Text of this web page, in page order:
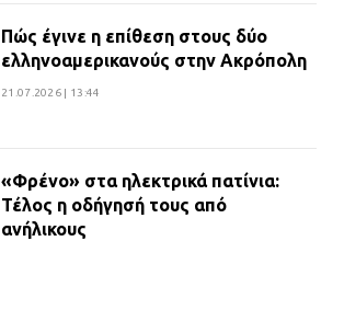
Πώς έγινε η επίθεση στους δύο
ελληνοαμερικανούς στην Ακρόπολη
21.07.2026 | 13:44
«Φρένο» στα ηλεκτρικά πατίνια:
Τέλος η οδήγησή τους από
ανήλικους